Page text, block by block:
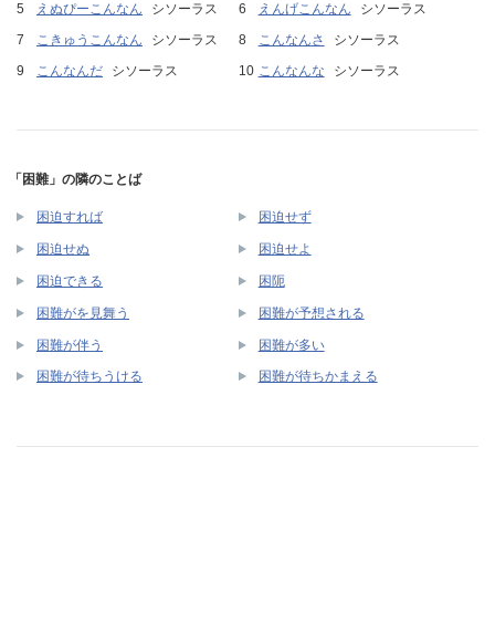
えぬぴーこんなん
シソーラス えんげこんなん
シソーラス
こきゅうこんなん
シソーラス こんなんさ
シソーラス
こんなんだ
シソーラス こんなんな シソーラス
「困難」の隣のことば
困迫すれば 困迫せず
困迫せぬ 困迫せよ
困迫できる 困阨
困難がを見舞う 困難が予想される
困難が伴う 困難が多い
困難が待ちうける 困難が待ちかまえる